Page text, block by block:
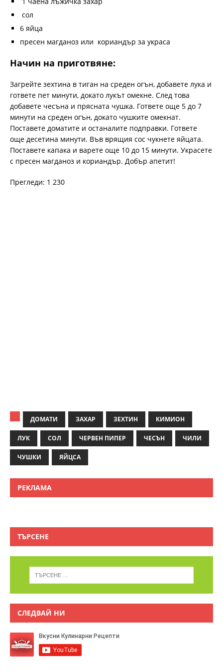
сол
6 яйца
пресен магданоз или кориандър за украса
Начин на приготвяне:
Загрейте зехтина в тиган на среден огън, добавете лука и
гответе пет минути, докато лукът омекне. След това
добавете чесъна и прясната чушка. Гответе още 5 до 7
минути на среден огън, докато чушките омекнат.
Поставете доматите и останалите подправки. Гответе
още десетина минути. Във врящия сос чукнете яйцата.
Поставете капака и варете още 10 до 15 минути. Украсете
с пресен магданоз и кориандър. Добър апетит!
Прегледи: 1 230
ДОМАТИ ЗАХАР ЗЕХТИН КИМИОН
ЛУК СОЛ ЧЕРВЕН ПИПЕР ЧЕСЪН ЧИЛИ
ЧУШКИ ЯЙЦСА
РЕКЛАМА
ТЪРСЕНЕ
СЛЕДВАЙ НИ